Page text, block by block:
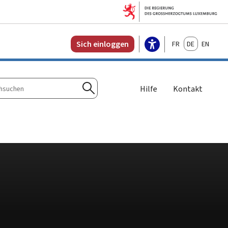
Sich einloggen FrançaisDeutschEnglish
Suchen
Hilfe Kontakt